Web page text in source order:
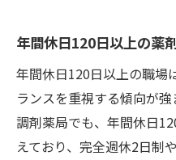
年間休日120日以上の薬
年間休日120日以上の職場
ランスを重視する傾向が
調剤薬局でも、年間休日
えており、完全週休2日制